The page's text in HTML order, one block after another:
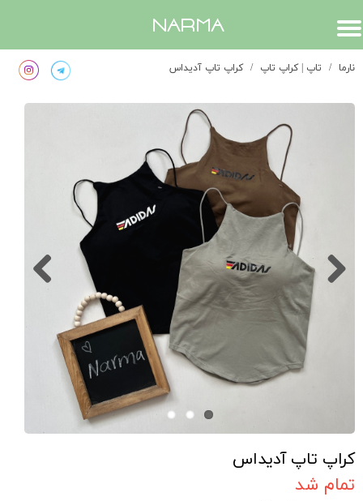
​narma
نارما تاپ | کراپ تاپ کراپ تاپ آدیداس
کراپ تاپ آدیداس
تمام شد